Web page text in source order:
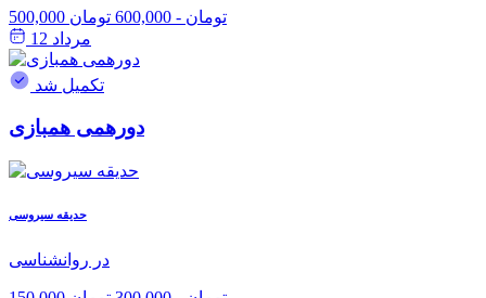
500,000 تومان - 600,000 تومان
مرداد 12
تکمیل شد
دورهمی همبازی
حدیقه سیروسی
در روانشناسی